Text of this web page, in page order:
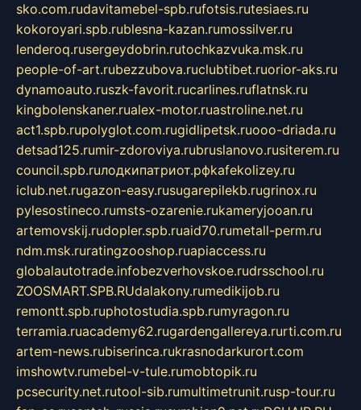
sko.com.rudavitamebel-spb.rufotsis.rutesiaes.ru
kokoroyari.spb.rublesna-kazan.rumossilver.ru
lenderoq.rusergeydobrin.rutochkazvuka.msk.ru
people-of-art.rubezzubova.ruclubtibet.ruorior-aks.ru
dynamoauto.ruszk-favorit.rucarlines.ruflatnsk.ru
kingbolenskaner.rualex-motor.ruastroline.net.ru
act1.spb.rupolyglot.com.rugidlipetsk.ruooo-driada.ru
detsad125.rumir-zdoroviya.rubruslanovo.rusiterem.ru
council.spb.ruлодкипатриот.рфkafekolizey.ru
iclub.net.rugazon-easy.rusugarepilekb.rugrinox.ru
pylesostineco.rumsts-ozarenie.rukameryjooan.ru
artemovskij.rudopler.spb.ruaid70.rumetall-perm.ru
ndm.msk.ruratingzooshop.ruapiaccess.ru
globalautotrade.infobezverhovskoe.rudrsschool.ru
ZOOSMART.SPB.RUdalakony.rumedikijob.ru
remontt.spb.ruphotostudia.spb.rumyragon.ru
terramia.ruacademy62.rugardengallereya.rurti.com.ru
artem-news.rubiserinca.rukrasnodarkurort.com
imshowtv.rumebel-v-tule.rumobtopik.ru
pcsecurity.net.rutool-sib.rumultimetrunit.rusp-tour.ru